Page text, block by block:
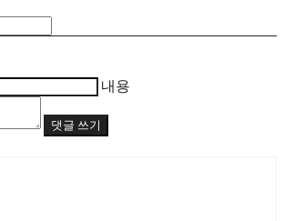
내용
댓글 쓰기